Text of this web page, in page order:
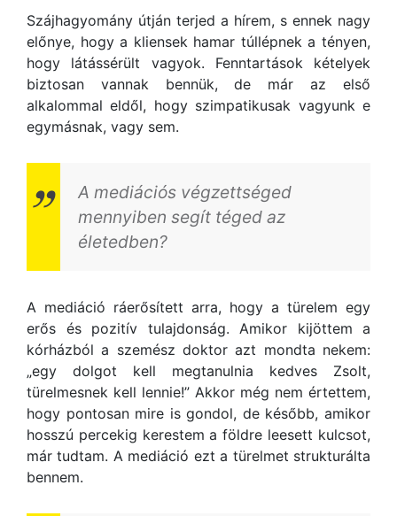
Szájhagyomány útján terjed a hírem, s ennek nagy
előnye, hogy a kliensek hamar túllépnek a tényen,
hogy látássérült vagyok. Fenntartások kételyek
biztosan vannak bennük, de már az első
alkalommal eldől, hogy szimpatikusak vagyunk e
egymásnak, vagy sem.
A mediációs végzettséged
mennyiben segít téged az
életedben?
A mediáció ráerősített arra, hogy a türelem egy
erős és pozitív tulajdonság. Amikor kijöttem a
kórházból a szemész doktor azt mondta nekem:
„egy dolgot kell megtanulnia kedves Zsolt,
türelmesnek kell lennie!” Akkor még nem értettem,
hogy pontosan mire is gondol, de később, amikor
hosszú percekig kerestem a földre leesett kulcsot,
már tudtam. A mediáció ezt a türelmet strukturálta
bennem.